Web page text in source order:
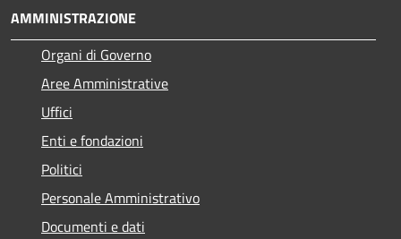
AMMINISTRAZIONE
Organi di Governo
Aree Amministrative
Uffici
Enti e fondazioni
Politici
Personale Amministrativo
Documenti e dati